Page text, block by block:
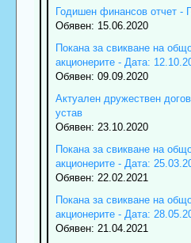
Годишен финансов отчет -
Обявен: 15.06.2020
Покана за свикване на
акционерите - Дата:
Обявен: 09.09.2020
Актуален дружествен
устав
Обявен: 23.10.2020
Покана за свикване на
акционерите - Дата:
Обявен: 22.02.2021
Покана за свикване на
акционерите - Дата:
Обявен: 21.04.2021